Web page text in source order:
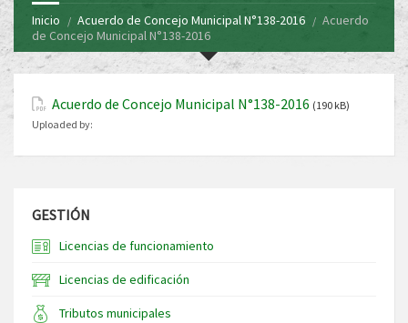
Inicio Acuerdo de Concejo Municipal N°138-2016
Acuerdo
de Concejo Municipal N°138-2016
Acuerdo de Concejo Municipal N°138-2016 (190 kB)
Uploaded by:
GESTIÓN
Licencias de funcionamiento
Licencias de edificación
Tributos municipales